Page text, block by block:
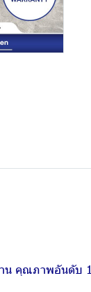
าน คุณภาพอันดับ 1